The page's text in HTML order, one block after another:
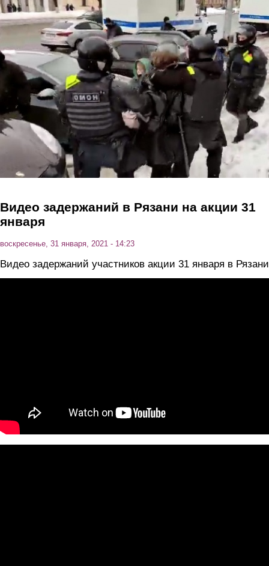
Перейти к основному содержанию
Видео задержаний в Рязани на акции 31
января
воскресенье, 31 января, 2021 - 14:23
Видео задержаний участников акции 31 января в